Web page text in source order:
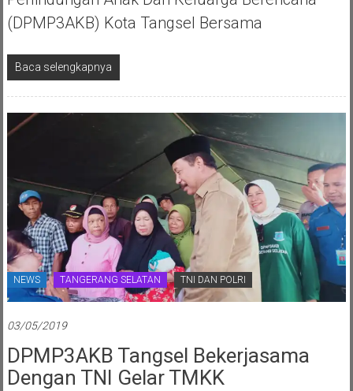
(DPMP3AKB) Kota Tangsel Bersama
Baca selengkapnya
NEWS TANGERANG SELATAN TNI DAN POLRI
03/05/2019
DPMP3AKB Tangsel Bekerjasama
Dengan TNI Gelar TMKK